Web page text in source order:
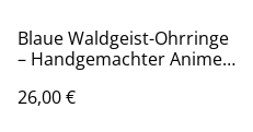
Blaue Waldgeist-Ohrringe
– Handgemachter Anime
26,00 €